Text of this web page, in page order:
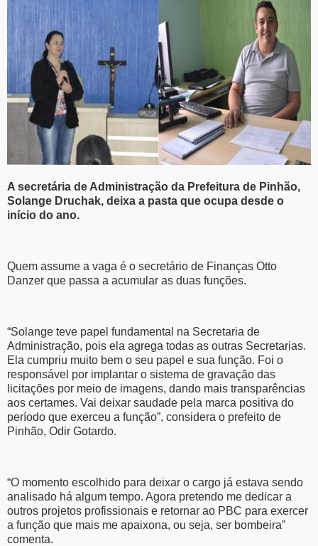
A secretária de Administração da Prefeitura de Pinhão,
Solange Druchak, deixa a pasta que ocupa desde o
início do ano.
Quem assume a vaga é o secretário de Finanças Otto
Danzer que passa a acumular as duas funções.
“Solange teve papel fundamental na Secretaria de
Administração, pois ela agrega todas as outras Secretarias.
Ela cumpriu muito bem o seu papel e sua função. Foi o
responsável por implantar o sistema de gravação das
licitações por meio de imagens, dando mais transparências
aos certames. Vai deixar saudade pela marca positiva do
período que exerceu a função”, considera o prefeito de
Pinhão, Odir Gotardo.
“O momento escolhido para deixar o cargo já estava sendo
analisado há algum tempo. Agora pretendo me dedicar a
outros projetos profissionais e retornar ao PBC para exercer
a função que mais me apaixona, ou seja, ser bombeira”
comenta.